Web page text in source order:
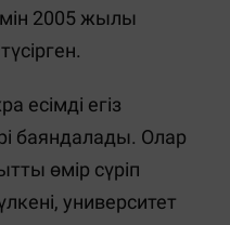
2005 жылы
есімді егіз
баяндалады. Олар
өмір сүріп
университет